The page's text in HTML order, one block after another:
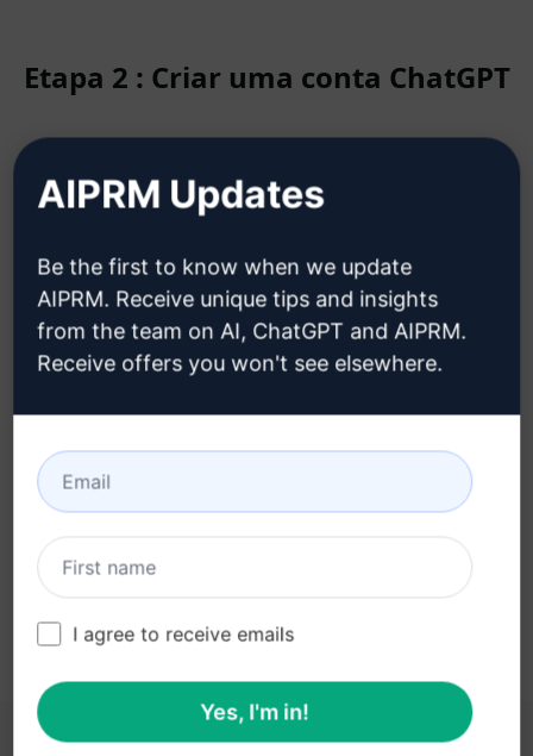
Etapa 2 : Criar uma conta ChatGPT
Clique aqui para saber como criar
uma conta no ChatGPT
Etapa 3 : Use o prompt em seu
ChatGPT
Experimente o prompt agora no ChatGPT
AIPRM Updates
Be the first to know when we update
AIPRM. Receive unique tips and insights
from the team on AI, ChatGPT and AIPRM.
Receive offers you won't see elsewhere.
I agree to receive emails
Yes, I'm in!